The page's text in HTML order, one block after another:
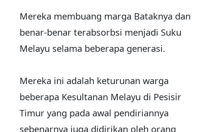
Mereka membuang marga Bataknya dan
benar-benar terabsorbsi menjadi Suku
Melayu selama beberapa generasi.
Mereka ini adalah keturunan warga
beberapa Kesultanan Melayu di Pesisir
Timur yang pada awal pendiriannya
sebenarnya juga didirikan oleh orang